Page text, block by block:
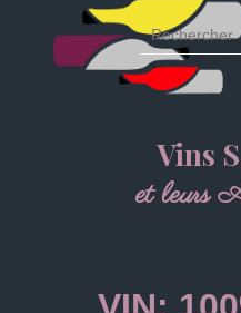
Vins
et leurs